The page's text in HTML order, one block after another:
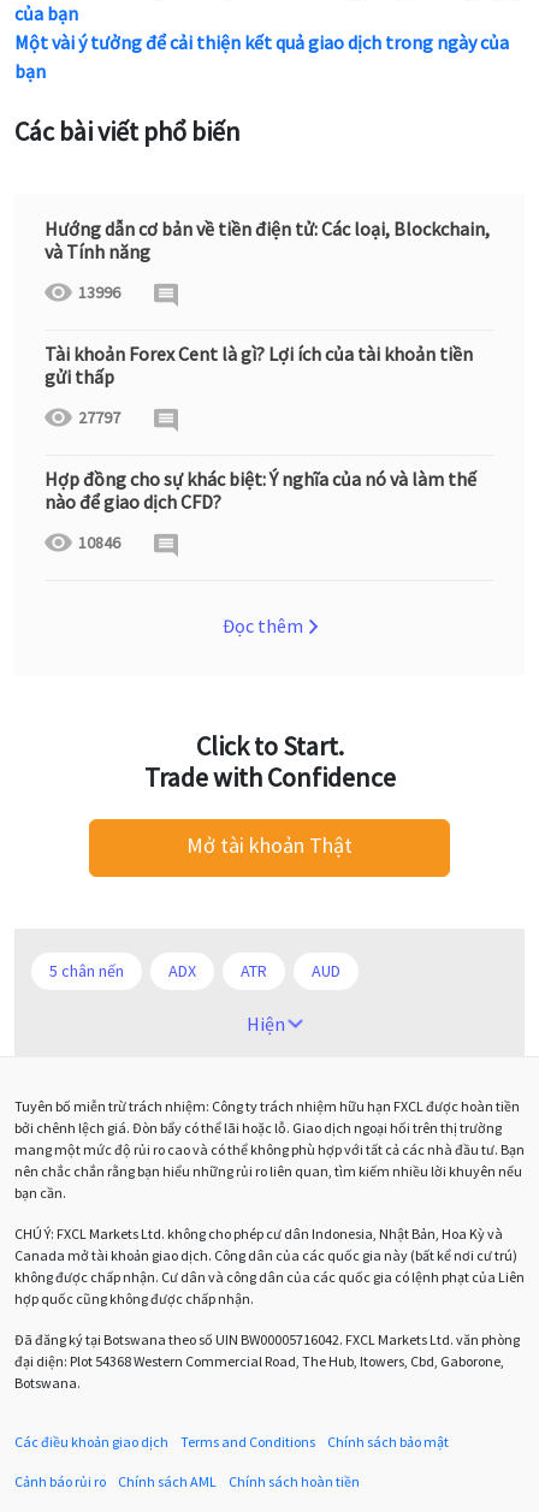
của bạn
Một vài ý tưởng để cải thiện kết quả giao dịch trong ngày của
bạn
Các bài viết phổ biến
Hướng dẫn cơ bản về tiền điện tử: Các loại, Blockchain,
và Tính năng
13996
Tài khoản Forex Cent là gì? Lợi ích của tài khoản tiền
gửi thấp
27797
Hợp đồng cho sự khác biệt: Ý nghĩa của nó và làm thế
nào để giao dịch CFD?
10846
Đọc thêm
Click to Start.
Trade with Confidence
Mở tài khoản Thật
5 chân nến ADX ATR AUD
Android
Bảng Anh Bảng lương phi nông nghiệp CAD
CHF COVI-19 COVID-19 CPI Charles Dow
Chuyên gia cố vấn Chuyên gia tư vấn
Con số xu hướng Các mức Fibonacci Cắt lỗ
Hiện
Tuyên bố miễn trừ trách nhiệm: Công ty trách nhiệm hữu hạn FXCL được hoàn tiền
bởi chênh lệch giá. Đòn bẩy có thể lãi hoặc lỗ. Giao dịch ngoại hối trên thị trường
mang một mức độ rủi ro cao và có thể không phù hợp với tất cả các nhà đầu tư. Bạn
nên chắc chắn rằng bạn hiểu những rủi ro liên quan, tìm kiếm nhiều lời khuyên nếu
bạn cần.
CHÚ Ý: FXCL Markets Ltd. không cho phép cư dân Indonesia, Nhật Bản, Hoa Kỳ và
Canada mở tài khoản giao dịch. Công dân của các quốc gia này (bất kể nơi cư trú)
không được chấp nhận. Cư dân và công dân của các quốc gia có lệnh phạt của Liên
hợp quốc cũng không được chấp nhận.
Đã đăng ký tại Botswana theo số UIN BW00005716042. FXCL Markets Ltd. văn phòng
đại diện: Plot 54368 Western Commercial Road, The Hub, Itowers, Cbd, Gaborone,
Botswana.
Các điều khoản giao dịch Terms and Conditions Chính sách bảo mật
Cảnh báo rủi ro Chính sách AML Chính sách hoàn tiền